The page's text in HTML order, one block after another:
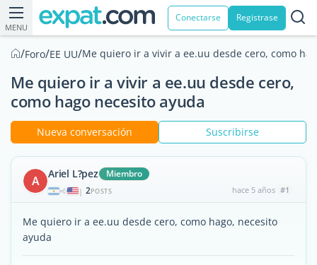
MENU
Conectarse Registrase
/Foro/EE UU/Me quiero ir a vivir a ee.uu desde cero, como
Me quiero ir a vivir a ee.uu desde cero,
como hago necesito ayuda
Nueva conversación Suscribirse
A Ariel L?pez Miembro
| 2POSTS hace 5 años #1
Me quiero ir a ee.uu desde cero, como hago, necesito
ayuda